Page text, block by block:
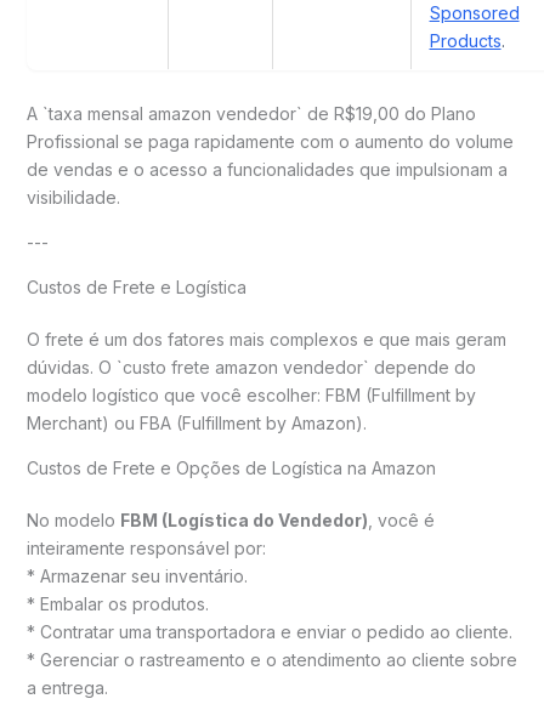
Sponsored
Products.
A `taxa mensal amazon vendedor` de R$19,00 do Plano
Profissional se paga rapidamente com o aumento do volume
de vendas e o acesso a funcionalidades que impulsionam a
visibilidade.
---
Custos de Frete e Logística
O frete é um dos fatores mais complexos e que mais geram
dúvidas. O `custo frete amazon vendedor` depende do
modelo logístico que você escolher: FBM (Fulfillment by
Merchant) ou FBA (Fulfillment by Amazon).
Custos de Frete e Opções de Logística na Amazon
No modelo FBM (Logística do Vendedor) , você é
inteiramente responsável por:
* Armazenar seu inventário.
* Embalar os produtos.
* Contratar uma transportadora e enviar o pedido ao cliente.
* Gerenciar o rastreamento e o atendimento ao cliente sobre
a entrega.